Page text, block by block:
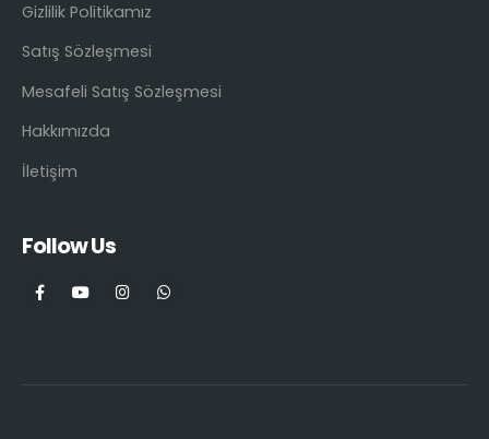
Gizlilik Politikamız
Satış Sözleşmesi
Mesafeli Satış Sözleşmesi
Hakkımızda
İletişim
Follow Us